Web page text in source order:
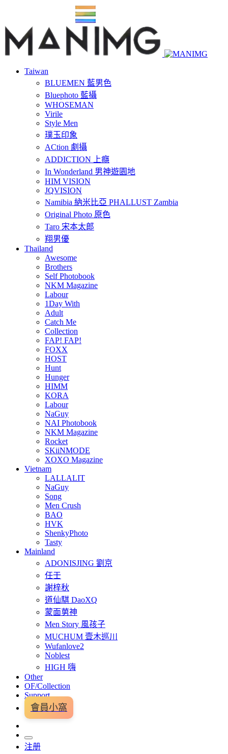
Taiwan
BLUEMEN 藍男色
Bluephoto 藍攝
WHOSEMAN
Virile
Style Men
璞玉印象
ACtion 劇攝
ADDICTION 上癮
In Wonderland 男神遊園地
HIM VISION
JQVISION
Namibia 納米比亞 PHALLUST Zambia
Original Photo 原色
Taro 宋本太郎
翔男優
Thailand
Awesome
Brothers
Self Photobook
NKM Magazine
Labour
1Day With
Adult
Catch Me
Collection
FAP! FAP!
FOXX
HOST
Hunt
Hunger
HIMM
KORA
Labour
NaGuy
NAI Photobook
NKM Magazine
Rocket
SKiiNMODE
XOXO Magazine
Vietnam
LALLALIT
NaGuy
Song
Men Crush
BAO
HVK
ShenkyPhoto
Tasty
Mainland
ADONISJING 劉京
任壬
謝梓秋
道仙騏 DaoXQ
蒙面莮神
Men Story 風孩子
MUCHUM 壹木巡川
Wufanlove2
Noblest
HIGH 嗨
Other
OF/Collection
Support
會員小窩
注册